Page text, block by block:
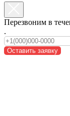
Перезвоним в
.
Оставить заявку